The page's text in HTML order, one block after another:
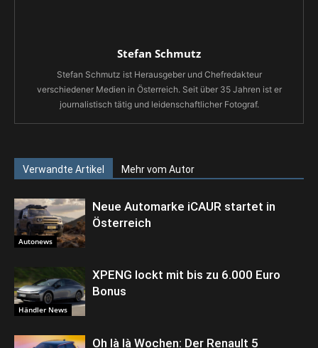
Stefan Schmutz
Stefan Schmutz ist Herausgeber und Chefredakteur
verschiedener Medien in Österreich. Seit über 35 Jahren ist er
journalistisch tätig und leidenschaftlicher Fotograf.
Verwandte Artikel Mehr vom Autor
Autonews
Neue Automarke iCAUR startet in
Österreich
Händler News
XPENG lockt mit bis zu 6.000 Euro
Bonus
Oh là là Wochen: Der Renault 5